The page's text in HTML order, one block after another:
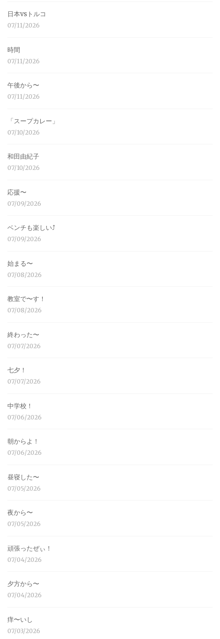
日本vsトルコ
07/11/2026
時間
07/11/2026
午後から〜
07/11/2026
「スープカレー」
07/10/2026
和田由紀子
07/10/2026
応援〜
07/09/2026
ベンチも楽しい⤴︎
07/09/2026
始まる〜
07/08/2026
教室で〜す！
07/08/2026
終わった〜
07/07/2026
七夕！
07/07/2026
中学校！
07/06/2026
朝からよ！
07/06/2026
昼寝した〜
07/05/2026
夜から〜
07/05/2026
頑張ったぜぃ！
07/04/2026
夕方から〜
07/04/2026
痒〜いし
07/03/2026